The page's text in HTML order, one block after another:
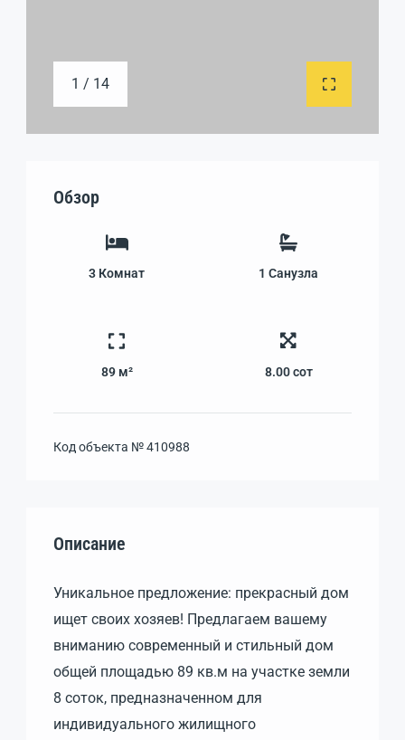
1 / 14
Обзор
3 Комнат 1 Санузла
89 м² 8.00 сот
Код объекта №410988
Описание
Уникальное предложение: прекрасный дом
ищет своих хозяев! Предлагаем вашему
вниманию современный и стильный дом
общей площадью 89 кв.м на участке земли
8 соток, предназначенном для
индивидуального жилищного